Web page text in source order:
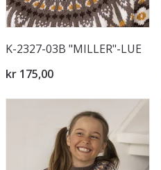
K-2327-03B "MILLER"-LUE
kr 175,00